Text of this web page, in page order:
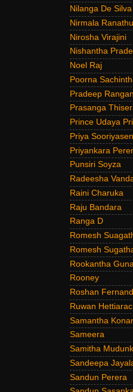
Nilanga De Silva
Nirmala
Nirosha Virajini
Nishantha
Noel Raj
Poorna
Pradeep
Prasanga
Prince Udaya
Priya
Priyankara
Punsiri Soyza
Radeesha
Raini Charuka
Raju Bandara
Ranga D
Romesh
Romesh
Rookantha
Rooney
Roshan
Ruwan
Samantha
Sameera
Samitha
Sandeepa
Sandun Perera